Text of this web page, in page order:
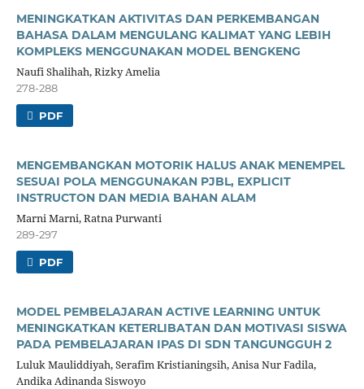
MENINGKATKAN AKTIVITAS DAN PERKEMBANGAN
BAHASA DALAM MENGULANG KALIMAT YANG LEBIH
KOMPLEKS MENGGUNAKAN MODEL BENGKENG
Naufi Shalihah, Rizky Amelia
278-288
PDF
MENGEMBANGKAN MOTORIK HALUS ANAK MENEMPEL
SESUAI POLA MENGGUNAKAN PJBL, EXPLICIT
INSTRUCTON DAN MEDIA BAHAN ALAM
Marni Marni, Ratna Purwanti
289-297
PDF
MODEL PEMBELAJARAN ACTIVE LEARNING UNTUK
MENINGKATKAN KETERLIBATAN DAN MOTIVASI SISWA
PADA PEMBELAJARAN IPAS DI SDN TANGUNGGUH 2
Luluk Mauliddiyah, Serafim Kristianingsih, Anisa Nur Fadila,
Andika Adinanda Siswoyo